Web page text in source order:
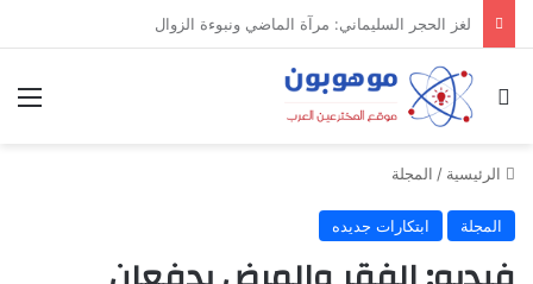
بحث عن
الرئيسية / المجلة
المجلة ابتكارات جديده